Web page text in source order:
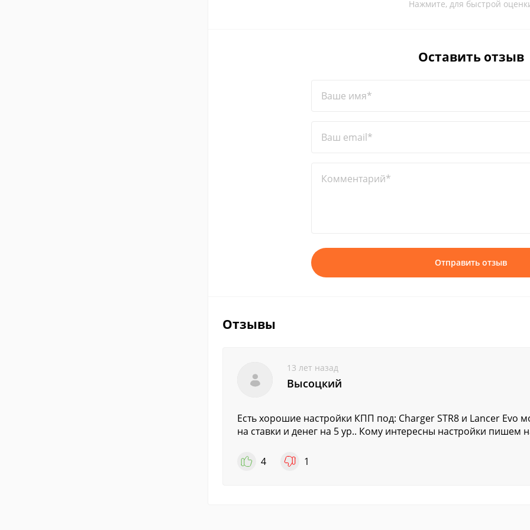
Нажмите, для быстрой
Оставить отзыв
Ваше имя*
Ваш email*
Комментарий*
Отправить отзыв
Отзывы
13 лет назад
Высоцкий
Есть хорошие настройки КПП под: Charger STR8 и Lancer Evo
на ставки и денег на 5 ур.. Кому интересны настройки пишем
4 1